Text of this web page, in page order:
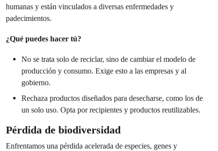
humanas y están vinculados a diversas enfermedades y
padecimientos.
¿Qué puedes hacer tú?
No se trata solo de reciclar, sino de cambiar el modelo de
producción y consumo. Exige esto a las empresas y al
gobierno.
Rechaza productos diseñados para desecharse, como los de
un solo uso. Opta por recipientes y productos reutilizables.
Pérdida de biodiversidad
Enfrentamos una pérdida acelerada de especies, genes y